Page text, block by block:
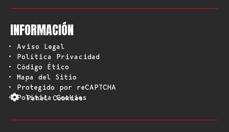
INFORMACIÓN
• Aviso Legal
• Política Privacidad
• Código Ético
• Mapa del Sitio
• Protegido por reCAPTCHA
• Política Cookies
Panel Cookies